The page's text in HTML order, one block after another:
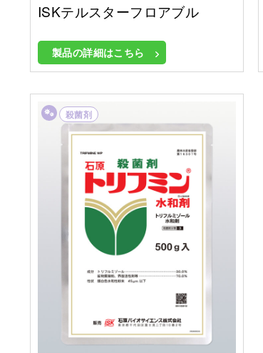
ISKテルスターフロアブル
製品の詳細はこちら
殺菌剤